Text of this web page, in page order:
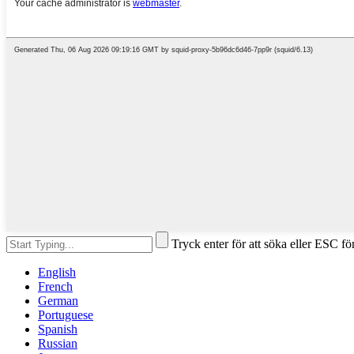
Tryck enter för att söka eller ESC
English
French
German
Portuguese
Spanish
Russian